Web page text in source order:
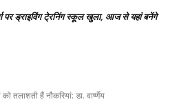
पर ड्राइविंग टे्रनिंग स्कूल खुला, आज से यहां बनेंगे